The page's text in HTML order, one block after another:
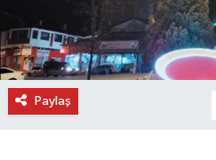
Paylaş
Hanönü Haberleri
İhsangazi Haberleri
İnebolu Haberleri